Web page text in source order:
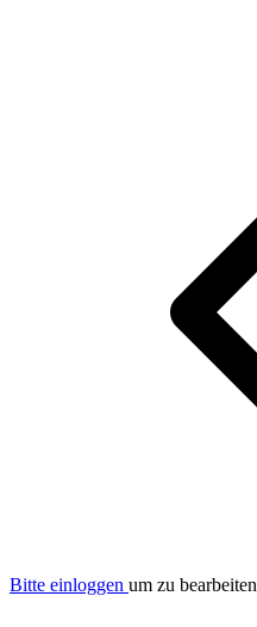
Bitte einloggen um zu bearbeiten